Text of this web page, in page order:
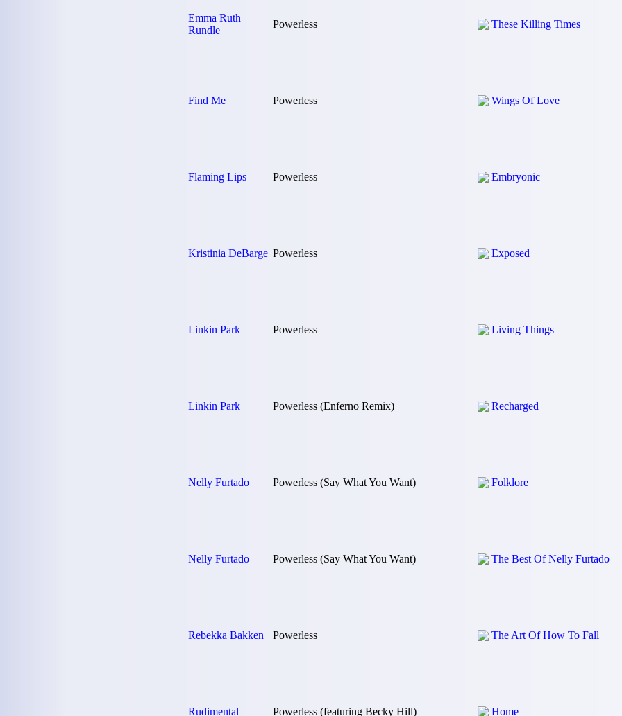
Emma Ruth
Rundle
Powerless These Killing Times
Find Me Powerless Wings Of Love
Flaming Lips Powerless Embryonic
Kristinia DeBarge Powerless Exposed
Linkin Park Powerless Living Things
Linkin Park Powerless (Enferno Remix) Recharged
Nelly Furtado Powerless (Say What You Want) Folklore
Nelly Furtado Powerless (Say What You Want) The Best Of Nelly Furtado
Rebekka Bakken Powerless The Art Of How To Fall
Rudimental Powerless (featuring Becky Hill) Home